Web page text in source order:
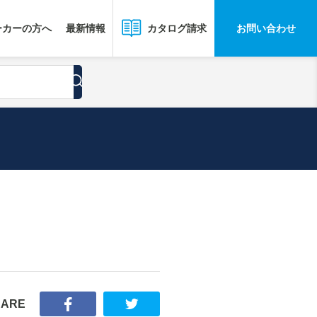
ーの方へ 最新情報 カタログ請求 お問い合わせ